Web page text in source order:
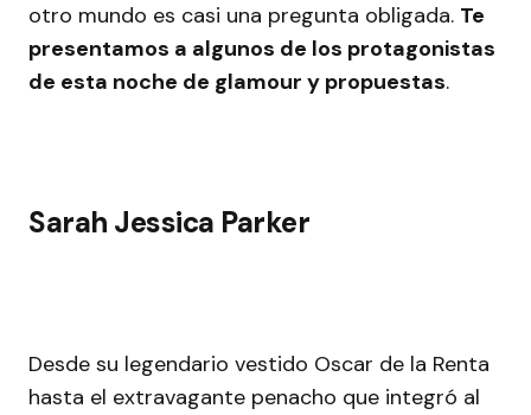
otro mundo es casi una pregunta obligada. Te
presentamos a algunos de los protagonistas
de esta noche de glamour y propuestas.
Sarah Jessica Parker
Desde su legendario vestido Oscar de la Renta
hasta el extravagante penacho que integró al